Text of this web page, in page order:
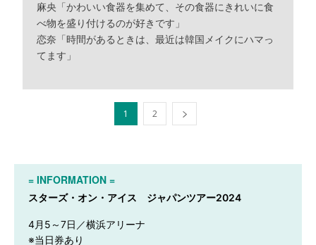
麻央「かわいい食器を集めて、その食器にきれいに食
べ物を盛り付けるのが好きです」
恋奈「時間があるときは、最近は韓国メイクにハマっ
てます」
1 2
= INFORMATION =
スターズ・オン・アイス ジャパンツアー2024
4月5～7日／横浜アリーナ
※当日券あり